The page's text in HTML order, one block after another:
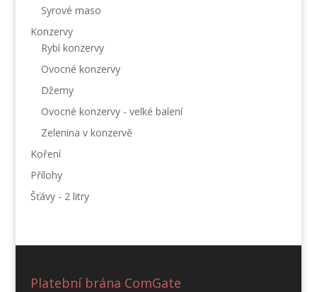
Syrové maso
Konzervy
Rybí konzervy
Ovocné konzervy
Džemy
Ovocné konzervy - velké balení
Zelenina v konzervě
Koření
Přílohy
Šťávy - 2 litry
Platební brána ComGate